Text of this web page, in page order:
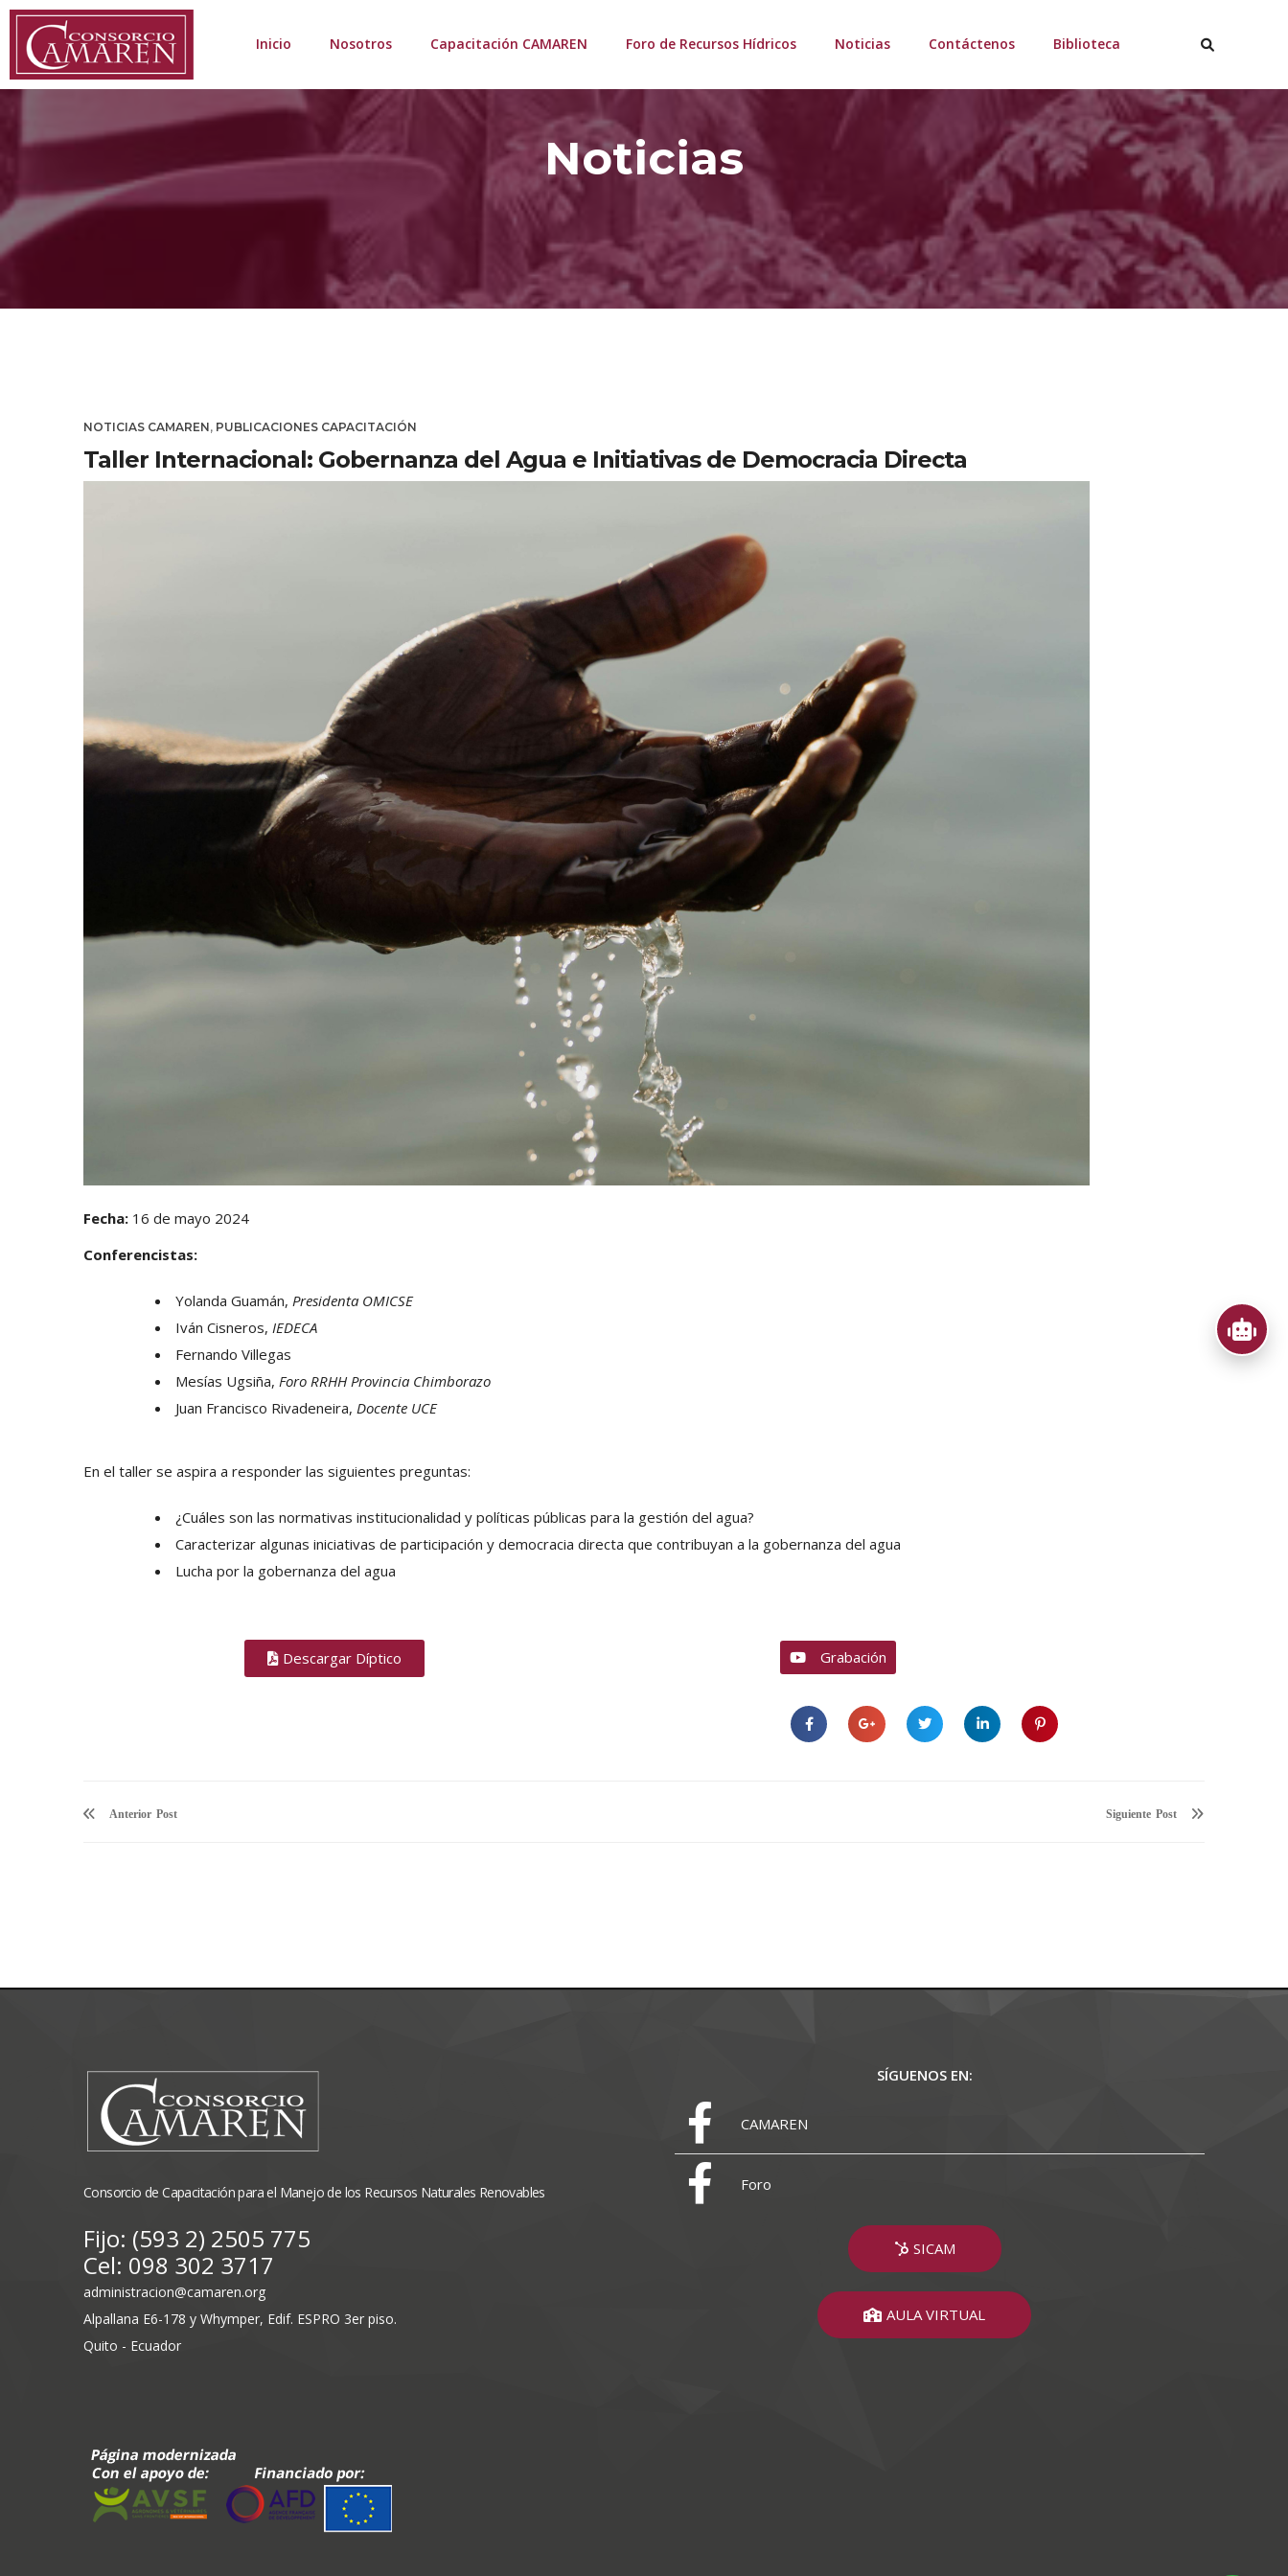
Inicio Nosotros Capacitación CAMAREN Foro de Recursos Hídricos Noticias Contáctenos Biblioteca
Noticias
NOTICIAS CAMAREN, PUBLICACIONES CAPACITACIÓN
Taller Internacional: Gobernanza del Agua e Initiativas de Democracia Directa
Fecha: 16 de mayo 2024
Conferencistas:
Yolanda Guamán, Presidenta OMICSE
Iván Cisneros, IEDECA
Fernando Villegas
Mesías Ugsiña, Foro RRHH Provincia Chimborazo
Juan Francisco Rivadeneira, Docente UCE
En el taller se aspira a responder las siguientes preguntas:
¿Cuáles son las normativas institucionalidad y políticas públicas para la gestión del agua?
Caracterizar algunas iniciativas de participación y democracia directa que contribuyan a la gobernanza del agua
Lucha por la gobernanza del agua
Descargar Díptico Grabación
Anterior Siguiente
Consorcio de Capacitación para el Manejo de los Recursos Naturales Renovables
Fijo: (593 2) 2505 775
Cel: 098 302 3717
administracion@camaren.org
Alpallana E6-178 y Whymper, Edif. ESPRO 3er piso.
Quito - Ecuador
SÍGUENOS EN:
CAMAREN
Foro
SICAM
AULA VIRTUAL